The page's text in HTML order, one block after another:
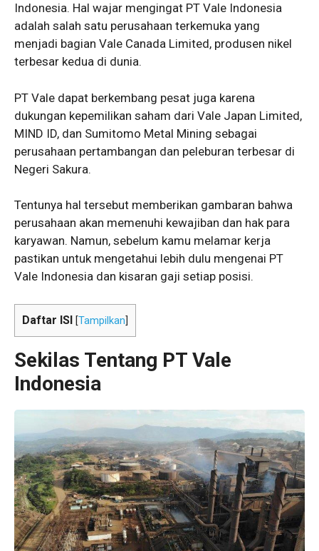
Indonesia. Hal wajar mengingat PT Vale Indonesia
adalah salah satu perusahaan terkemuka yang
menjadi bagian Vale Canada Limited, produsen nikel
terbesar kedua di dunia.
PT Vale dapat berkembang pesat juga karena
dukungan kepemilikan saham dari Vale Japan Limited,
MIND ID, dan Sumitomo Metal Mining sebagai
perusahaan pertambangan dan peleburan terbesar di
Negeri Sakura.
Tentunya hal tersebut memberikan gambaran bahwa
perusahaan akan memenuhi kewajiban dan hak para
karyawan. Namun, sebelum kamu melamar kerja
pastikan untuk mengetahui lebih dulu mengenai PT
Vale Indonesia dan kisaran gaji setiap posisi.
Daftar ISI [Tampilkan
Sekilas Tentang PT Vale
Indonesia